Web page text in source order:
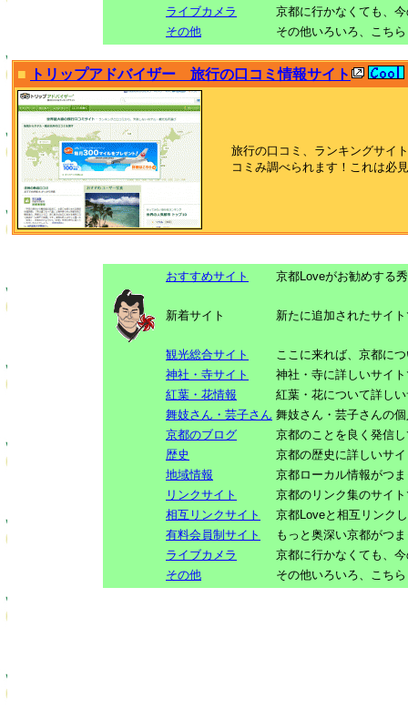
ライブカメラ
京都に行かなくても、
その他
その他いろいろ、こち
■ トリップアドバイザー 旅行の口コミ情報サイト
旅行の口コミ、ランキングサイ
コミみ調べられます！これは必
おすすめサイト 京都Loveがお勧めする
新着サイト 新たに追加されたサイ
観光総合サイト
ここに来れば、京都に
神社・寺サイト
神社・寺に詳しいサイ
紅葉・花情報
紅葉・花について詳し
舞妓さん・芸子さん 舞妓さん・芸子さんの
京都のブログ
京都のことを良く発信
歴史
京都の歴史に詳しいサ
地域情報
京都ローカル情報がつ
リンクサイト
京都のリンク集のサイ
相互リンクサイト
京都Loveと相互リンク
有料会員制サイト
もっと奥深い京都がつ
ライブカメラ
京都に行かなくても、
その他
その他いろいろ、こち